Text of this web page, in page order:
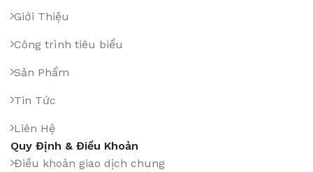
Giới Thiệu
Công trình tiêu biểu
Sản Phẩm
Tin Tức
Liên Hệ
Quy Định & Điều Khoản
Điều khoản giao dịch chung